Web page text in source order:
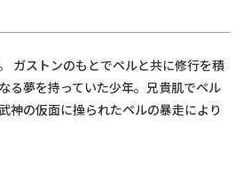
ガストンのもとでペルと共に修⾏を積
る夢を持っていた少年。兄貴肌でペル
神の仮⾯に操られたペルの暴⾛により